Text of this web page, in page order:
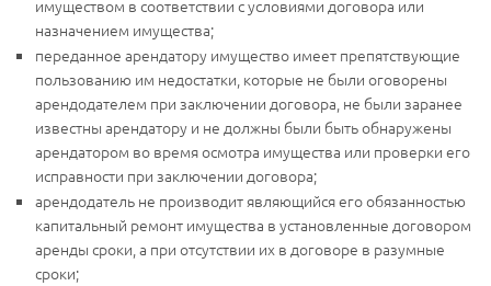
имуществом в соответствии с условиями договора или
назначением имущества;
переданное арендатору имущество имеет препятствующие
пользованию им недостатки, которые не были оговорены
арендодателем при заключении договора, не были заранее
известны арендатору и не должны были быть обнаружены
арендатором во время осмотра имущества или проверки его
исправности при заключении договора;
арендодатель не производит являющийся его обязанностью
капитальный ремонт имущества в установленные договором
аренды сроки, а при отсутствии их в договоре в разумные
сроки;